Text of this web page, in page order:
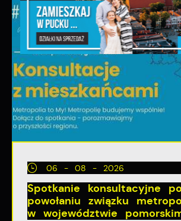
06 - 08 - 2026
Spotkanie konsultacyjne
powołaniu związku
w województwie